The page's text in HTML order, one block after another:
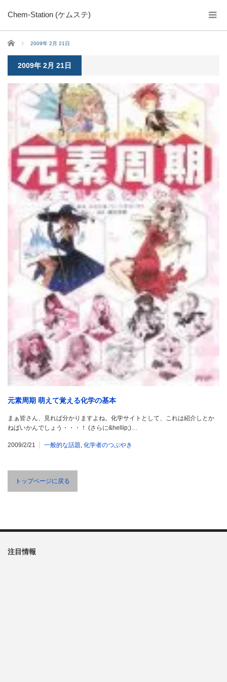
Chem-Station (ケムステ)
ホーム 2009年 2月 21日
2009年 2月 21日
元素周期 萌えて覚える化学の基本
まぁ皆さん、見れば分かりますよね。化学サイトとして、これは紹介しとか
ねばいかんでしょう・・・！ (さらに&hellip;)…
2009/2/21 一般的な話題, 化学者のつぶやき
トップページに戻る
注目情報